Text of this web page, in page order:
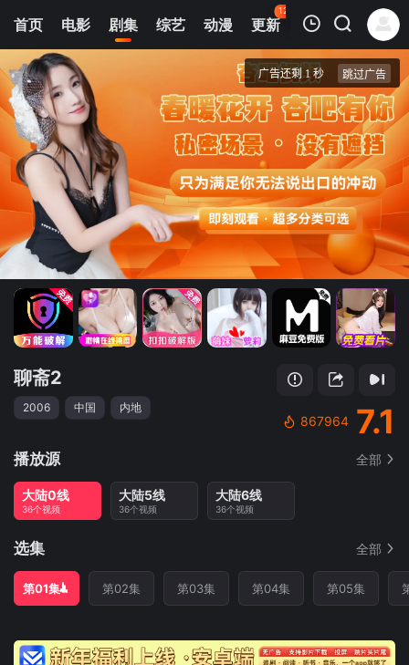
首页 电影 剧集 综艺 动漫 更新
123
热榜 APP
第01集
清空
聊斋2
2006 中国 内地
867964 7.1
播放源 全部
大陆0线
36个视频
大陆5线
36个视频
大陆6线
36个视频
选集 全部
第01集 第02集 第03集 第04集 第05集